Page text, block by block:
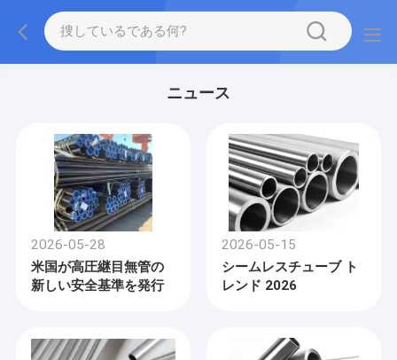
ニュース
2026-05-28
米国が高圧継目無管の
新しい安全基準を発行
2026-05-15
シームレスチューブ ト
レンド 2026